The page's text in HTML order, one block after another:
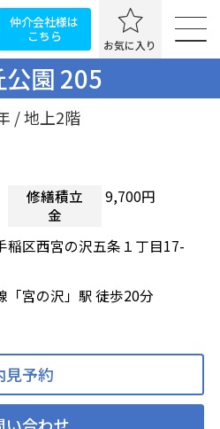
仲介会社様は
こちら
お気に入り
園 205
/ 地上2階
修繕積立
金
9,700円
稲区西宮の沢五条１丁目17-
「宮の沢」駅 徒歩20分
見予約
い合わせ